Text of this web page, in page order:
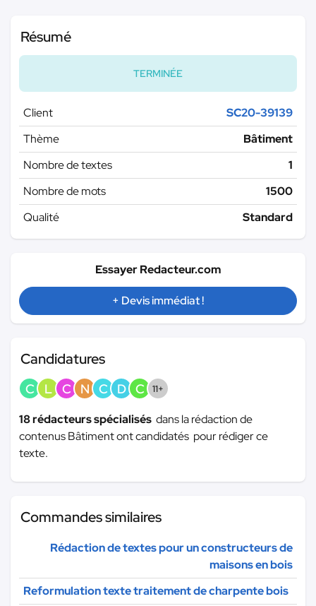
Résumé
TERMINÉE
Client
SC20-39139
Thème
Bâtiment
Nombre de textes
1
Nombre de mots
1500
Qualité
Standard
Essayer Redacteur.com
+ Devis immédiat !
Candidatures
C L C N C D C 11+
18 rédacteurs spécialisés dans la rédaction de
contenus Bâtiment ont candidatés pour rédiger ce
texte.
Commandes similaires
Rédaction de textes pour un constructeurs de
maisons en bois
Reformulation texte traitement de charpente bois